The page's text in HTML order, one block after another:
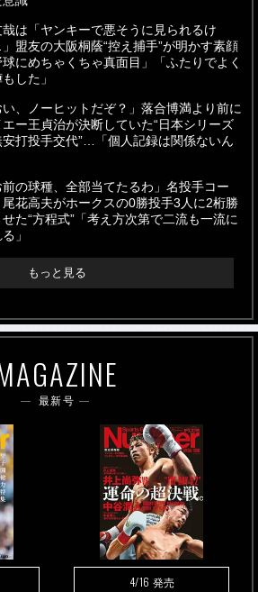
哉は「ヤンキーで悪そうに見られるけ
盟友の大阪桐蔭“控え捕手”が明かす素顔
球にめちゃくちゃ真面目」「ふたりでよく
した」
い、ノーヒットだぞ？」落合博満より前に
エー王貞治が決断していた“日本シリーズ
安打投手交代”…「個人記録は関係ないん
前の球種、全部当てたるわ」名投手コー
尾花高夫がホークスの0勝投手3人に2桁勝
た“方程式”「考え方次第で二流も一流に
」
もっと見る
最新号
4/16 発売